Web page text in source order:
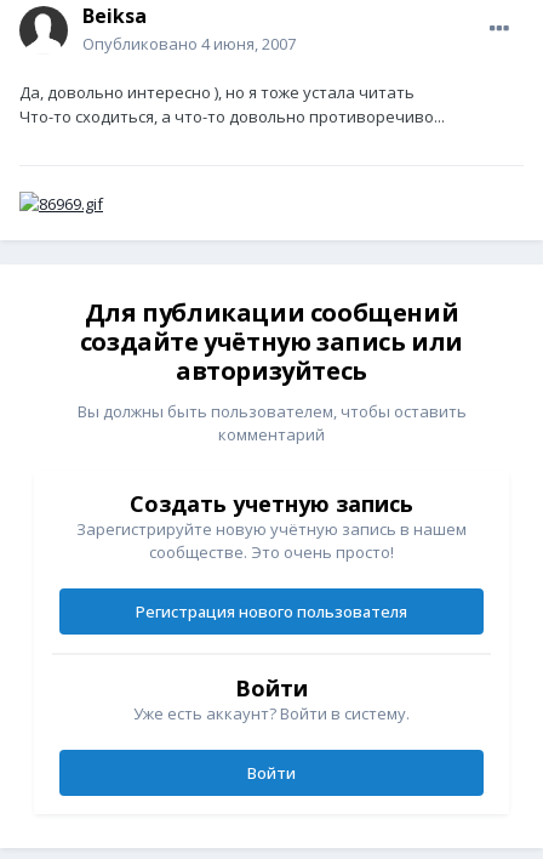
Beiksa
Опубликовано 4 июня, 2007
Да, довольно интересно ), но я тоже устала читать
Что-то сходиться, а что-то довольно противоречиво...
Для публикации сообщений
создайте учётную запись или
авторизуйтесь
Вы должны быть пользователем, чтобы оставить
комментарий
Создать учетную запись
Зарегистрируйте новую учётную запись в нашем
сообществе. Это очень просто!
Регистрация нового пользователя
Войти
Уже есть аккаунт? Войти в систему.
Войти